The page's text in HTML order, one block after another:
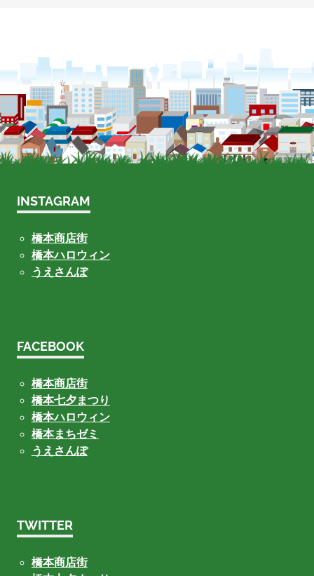
INSTAGRAM
橋本商店街
橋本ハロウィン
うえさんぽ
FACEBOOK
橋本商店街
橋本七夕まつり
橋本ハロウィン
橋本まちゼミ
うえさんぽ
TWITTER
橋本商店街